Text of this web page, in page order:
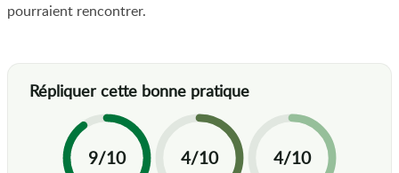
pourraient rencontrer.
9/10 4/10 4/10